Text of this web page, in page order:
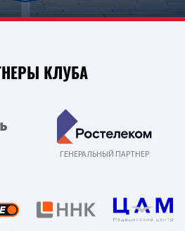
КЛУБА
ГЕНЕРАЛЬНЫЙ ПАРТНЕР